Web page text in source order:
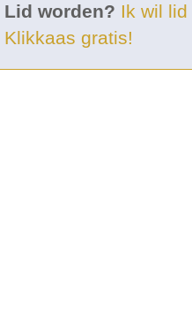
Lid worden? Ik wil
Klikkaas gratis!